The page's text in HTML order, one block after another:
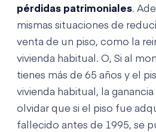
pérdidas patrimoniales.
mismas situaciones de
venta de un piso, como la
vivienda habitual. O, Si al
tienes más de 65 años y el
vivienda habitual, la ganancia
olvidar que si el piso fue
fallecido antes de 1995, se